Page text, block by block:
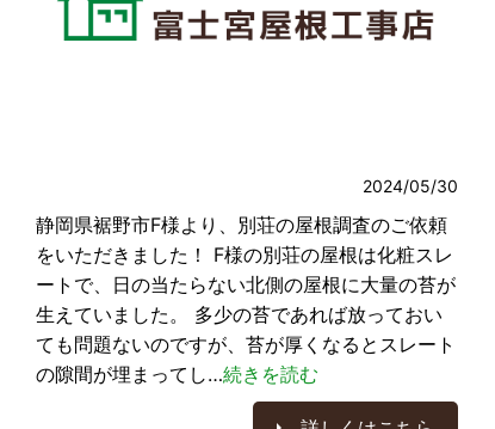
2024/05/30
静岡県裾野市F様より、別荘の屋根調査のご依頼
をいただきました！ F様の別荘の屋根は化粧スレ
ートで、日の当たらない北側の屋根に大量の苔が
生えていました。 多少の苔であれば放っておい
ても問題ないのですが、苔が厚くなるとスレート
の隙間が埋まってし…続きを読む